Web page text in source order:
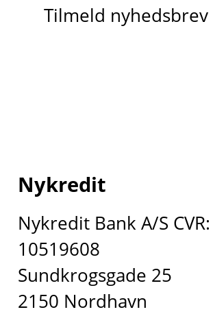
Tilmeld nyhedsbrev
Nykredit
Nykredit Bank A/S CVR:
10519608
Sundkrogsgade 25
2150 Nordhavn